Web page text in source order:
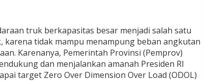
truk berkapasitas besar menjadi salah satu
karena tidak mampu menampung beban angkutan
Karenanya, Pemerintah Provinsi (Pemprov)
dan menjalankan amanah Presiden RI
target Zero Over Dimension Over Load (ODOL)